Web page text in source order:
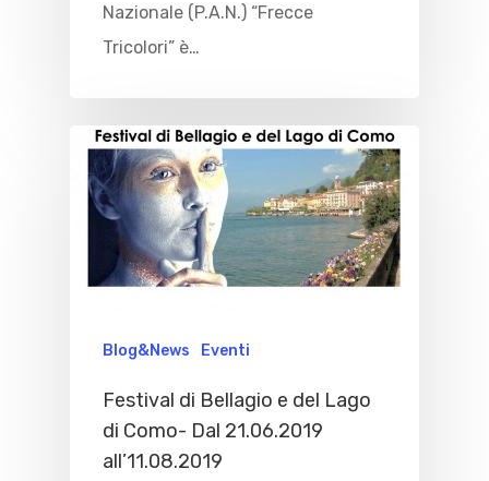
Nazionale (P.A.N.) “Frecce
Tricolori” è…
Blog&News Eventi
Festival di Bellagio e del Lago
di Como- Dal 21.06.2019
all’11.08.2019